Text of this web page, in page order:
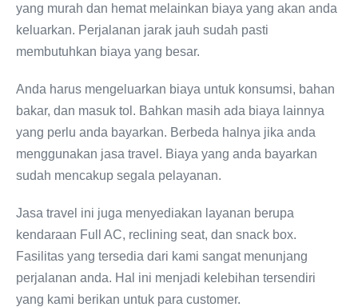
yang murah dan hemat melainkan biaya yang akan anda
keluarkan. Perjalanan jarak jauh sudah pasti
membutuhkan biaya yang besar.
Anda harus mengeluarkan biaya untuk konsumsi, bahan
bakar, dan masuk tol. Bahkan masih ada biaya lainnya
yang perlu anda bayarkan. Berbeda halnya jika anda
menggunakan jasa travel. Biaya yang anda bayarkan
sudah mencakup segala pelayanan.
Jasa travel ini juga menyediakan layanan berupa
kendaraan Full AC, reclining seat, dan snack box.
Fasilitas yang tersedia dari kami sangat menunjang
perjalanan anda. Hal ini menjadi kelebihan tersendiri
yang kami berikan untuk para customer.